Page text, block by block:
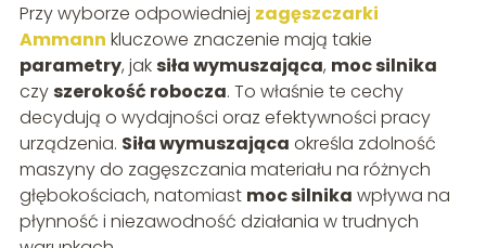
Przy wyborze odpowiedniej zagęszczarki
Ammann kluczowe znaczenie mają takie
parametry, jaksiła wymuszająca, moc silnika
czyszerokość robocza. To właśnie te cechy
decydują o wydajności oraz efektywności pracy
urządzenia. Siła wymuszająca określa zdolność
maszyny do zagęszczania materiału na różnych
głębokościach, natomiast moc silnika wpływa na
płynność i niezawodność działania w trudnych